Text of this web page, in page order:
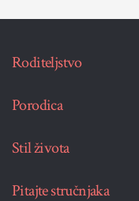
Roditeljstvo
Porodica
Stil života
Pitajte stručnjaka